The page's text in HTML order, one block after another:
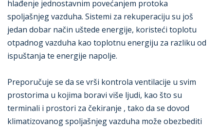
hlađenje jednostavnim povećanjem protoka
spoljašnjeg vazduha. Sistemi za rekuperaciju su još
jedan dobar način uštede energije, koristeći toplotu
otpadnog vazduha kao toplotnu energiju za razliku od
ispuštanja te energije napolje.
Preporučuje se da se vrši kontrola ventilacije u svim
prostorima u kojima boravi više ljudi, kao što su
terminali i prostori za čekiranje , tako da se dovod
klimatizovanog spoljašnjeg vazduha može obezbediti